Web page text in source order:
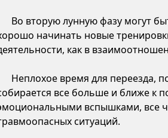
Во вторую лунную фазу могут
начинать новые
как в
Неплохое время для переезда,
все больше и ближе к
вспышками, все
ситуаций.